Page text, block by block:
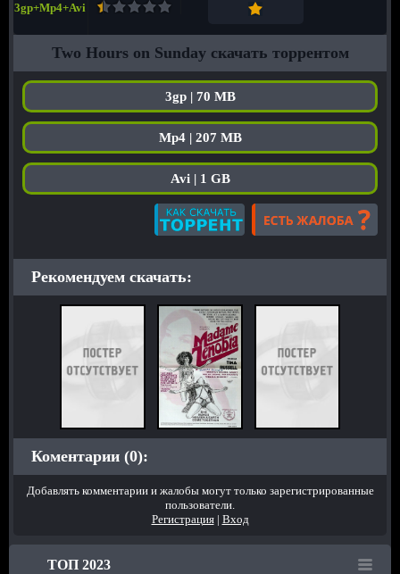
3gp+Mp4+Avi
Two Hours on Sunday скачать торрентом
3gp | 70 MB
Mp4 | 207 MB
Avi | 1 GB
Рекомендуем скачать:
Коментарии (0):
Добавлять комментарии и жалобы могут только зарегистрированные
пользователи.
Регистрация| Вход
ТОП 2023